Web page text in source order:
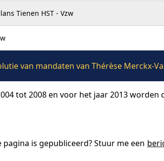
Tienen HST - Vzw
van mandaten van Thérèse Merckx-
tot 2008 en voor het jaar 2013
is gepubliceerd? Stuur me een